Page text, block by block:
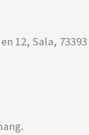
12, Sala, 73393